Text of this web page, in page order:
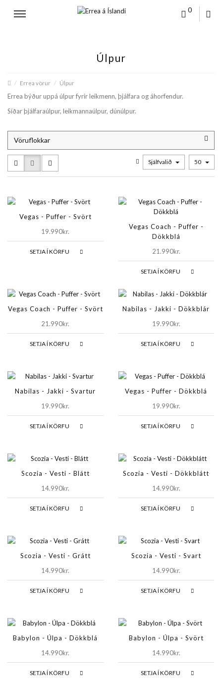
0
Úlpur
Errea vörur Úlpur
Errea býður uppá úlpur fyrir leikmenn, þjálfara og áhorfendur.
Síðar þjálfaraúlpur, leikmannaúlpur, dúnúlpur.
Vöruflokkar
Sjálfvalið 50
Vegas - Puffer - Svört
19.990kr.
SETJA Í KÖRFU
Vegas Coach - Puffer -
Dökkblá
21.990kr.
SETJA Í KÖRFU
Vegas Coach - Puffer - Svört
21.990kr.
SETJA Í KÖRFU
Nabilas - Jakki - Dökkblár
19.990kr.
SETJA Í KÖRFU
Nabilas - Jakki - Svartur
19.990kr.
SETJA Í KÖRFU
Vegas - Puffer - Dökkblá
19.990kr.
SETJA Í KÖRFU
Scozia - Vesti - Blátt
14.990kr.
SETJA Í KÖRFU
Scozia - Vesti - Dökkblátt
14.990kr.
SETJA Í KÖRFU
Scozia - Vesti - Grátt
14.990kr.
SETJA Í KÖRFU
Scozia - Vesti - Svart
14.990kr.
SETJA Í KÖRFU
Babylon - Úlpa - Dökkblá
14.990kr.
SETJA Í KÖRFU
Babylon - Úlpa - Svört
14.990kr.
SETJA Í KÖRFU